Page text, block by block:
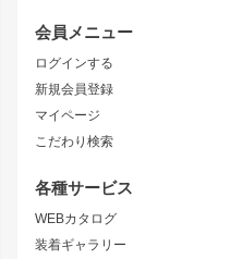
会員メニュー
ログインする
新規会員登録
マイページ
こだわり検索
各種サービス
WEBカタログ
装着ギャラリー
トレノ
マークX
ニッサン
S15 シルビア
S14 シルビア 後期
S13 シルビア
180SX
リアウイング
ジムニーパーツ